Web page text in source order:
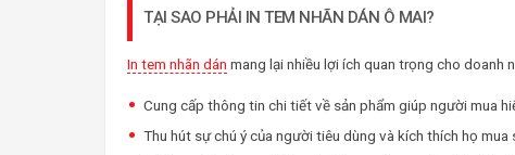
TẠI SAO PHẢI IN TEM NHÃN DÁN Ô MAI?
In tem nhãn dán mang lại nhiều lợi ích quan trọng cho doanh
Cung cấp thông tin chi tiết về sản phẩm giúp người mua
Thu hút sự chú ý của người tiêu dùng và kích thích họ mua